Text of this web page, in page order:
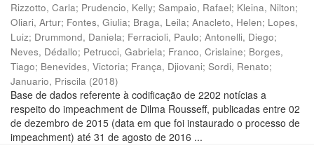
Rizzotto, Carla; Prudencio, Kelly; Sampaio, Rafael; Kleina, Nilton;
Oliari, Artur; Fontes, Giulia; Braga, Leila; Anacleto, Helen; Lopes,
Luiz; Drummond, Daniela; Ferracioli, Paulo; Antonelli, Diego;
Neves, Dédallo; Petrucci, Gabriela; Franco, Crislaine; Borges,
Tiago; Benevides, Victoria; França, Djiovani; Sordi, Renato;
Januario, Priscila (2018)
Base de dados referente à codificação de 2202 notícias a
respeito do impeachment de Dilma Rousseff, publicadas entre 02
de dezembro de 2015 (data em que foi instaurado o processo de
impeachment) até 31 de agosto de 2016 ...